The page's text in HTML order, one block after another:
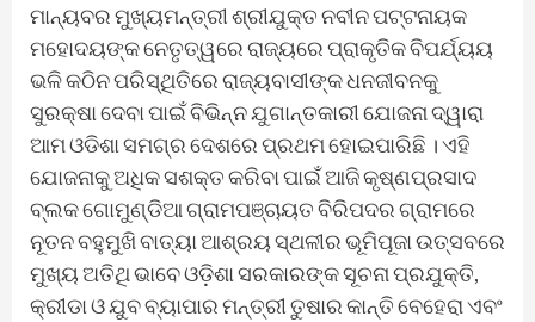
ମାନ୍ୟବର ମୁଖ୍ୟମନ୍ତ୍ରୀ ଶ୍ରୀଯୁକ୍ତ ନବୀନ ପଟ୍ଟନାୟକ
ମହୋଦୟଙ୍କ ନେତୃତ୍ୱରେ ରାଜ୍ୟରେ ପ୍ରାକୃତିକ ବିପର୍ଯ୍ୟୟ
ଭଳି କଠିନ ପରିସ୍ଥିତିରେ ରାଜ୍ୟବାସୀଙ୍କ ଧନଜୀବନକୁ
ସୁରକ୍ଷା ଦେବା ପାଇଁ ବିଭିନ୍ନ ଯୁଗାନ୍ତକାରୀ ଯୋଜନା ଦ୍ୱାରା
ଆମ ଓଡିଶା ସମଗ୍ର ଦେଶରେ ପ୍ରଥମ ହୋଇପାରିଛି । ଏହି
ଯୋଜନାକୁ ଅଧିକ ସଶକ୍ତ କରିବା ପାଇଁ ଆଜି କୃଷ୍ଣପ୍ରସାଦ
ବ୍ଲକ ଗୋମୁଣ୍ଡିଆ ଗ୍ରାମପଞ୍ଚାୟତ ବିରିପଦର ଗ୍ରାମରେ
ନୂତନ ବହୁମୁଖି ବାତ୍ୟା ଆଶ୍ରୟ ସ୍ଥଳୀର ଭୂମିପୂଜା ଉତ୍ସବରେ
ମୁଖ୍ୟ ଅତିଥି ଭାବେ ଓଡ଼ିଶା ସରକାରଙ୍କ ସୂଚନା ପ୍ରଯୁକ୍ତି,
କ୍ରୀଡା ଓ ଯୁବ ବ୍ୟାପାର ମନ୍ତ୍ରୀ ତୁଷାର କାନ୍ତି ବେହେରା ଏବଂ